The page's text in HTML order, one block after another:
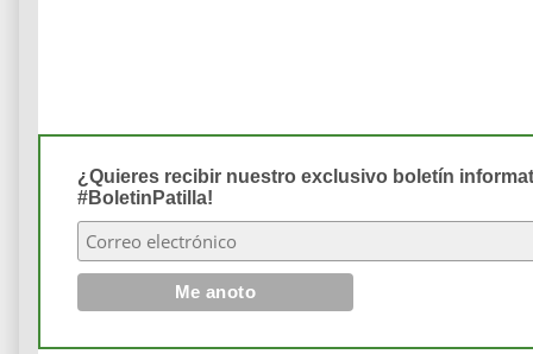
¿Quieres recibir nuestro exclusivo boletín
#BoletinPatilla!